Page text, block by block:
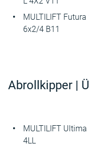
MULTILIFT
6x2/4 B11
Abrollkipper |
MULTILIFT
4LL